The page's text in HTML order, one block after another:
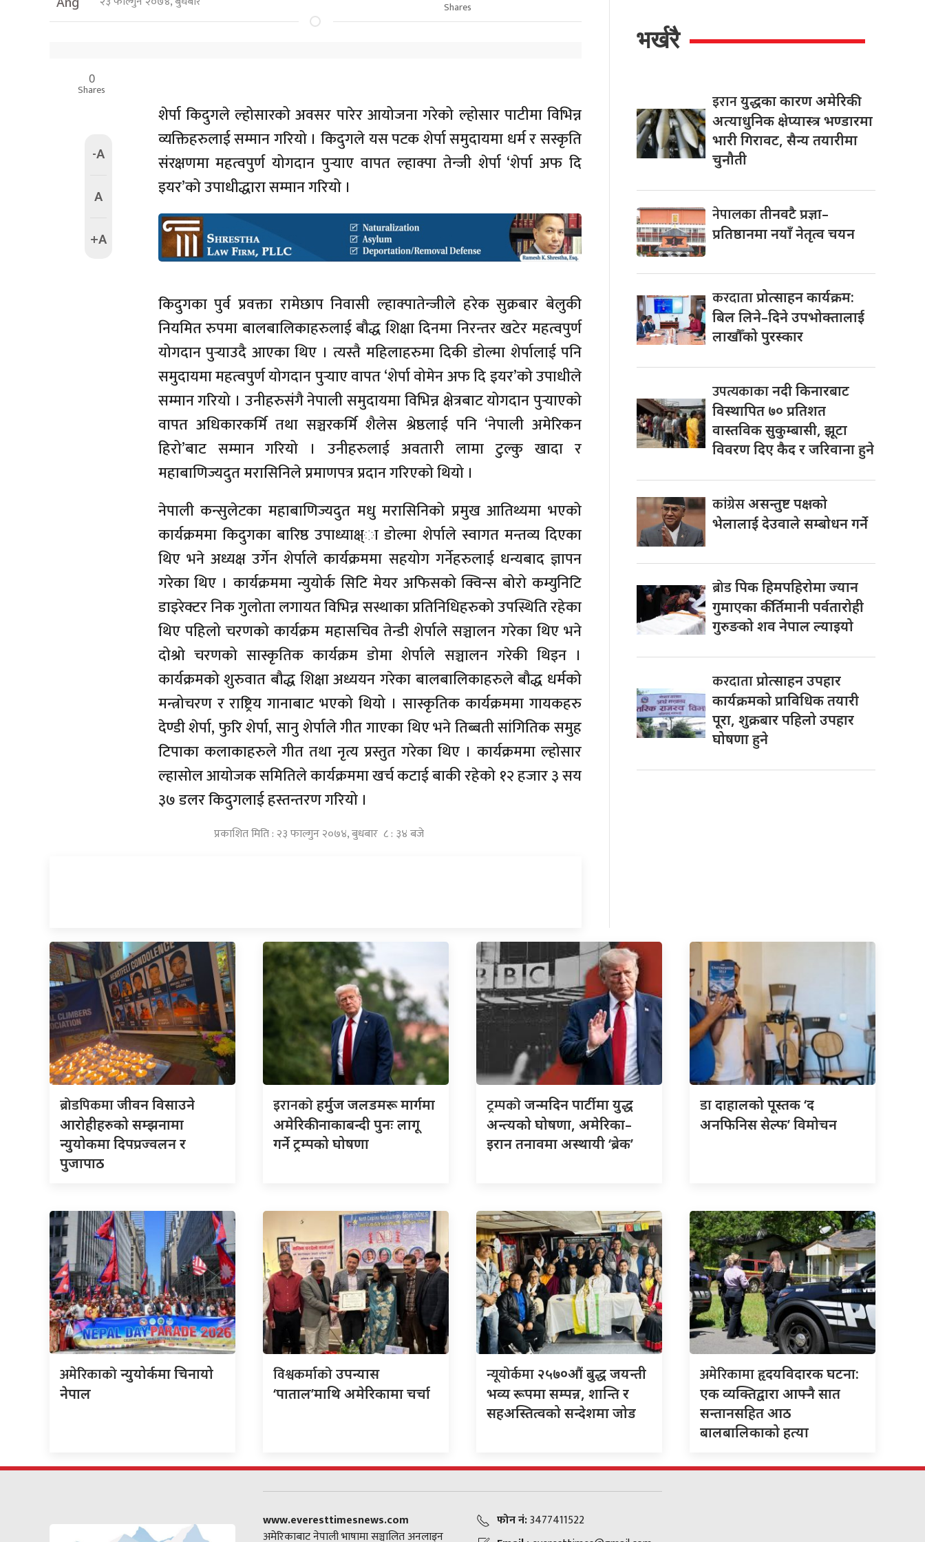
Shares
0
Shares
-A
A
+A
शेर्पा किदुगले ल्होसारको अवसर पारेर आयोजना गरेको ल्होसार पाटीमा विभिन्न
व्यक्तिहरुलाई सम्मान गरियो । किदुगले यस पटक शेर्पा समुदायमा धर्म र सस्कृति
संरक्षणमा महत्वपुर्ण योगदान पुर्‍याए वापत ल्हाक्पा तेन्जी शेर्पा ‘शेर्पा अफ दि
इयर’को उपाधीद्धारा सम्मान गरियो ।
किदुगका पुर्व प्रवक्ता रामेछाप निवासी ल्हाक्पातेन्जीले हरेक सुक्रबार बेलुकी
नियमित रुपमा बालबालिकाहरुलाई बौद्ध शिक्षा दिनमा निरन्तर खटेर महत्वपुर्ण
योगदान पुर्‍याउदै आएका थिए । त्यस्तै महिलाहरुमा दिकी डोल्मा शेर्पालाई पनि
समुदायमा महत्वपुर्ण योगदान पुर्‍याए वापत ‘शेर्पा वोमेन अफ दि इयर’को उपाधीले
सम्मान गरियो । उनीहरुसंगै नेपाली समुदायमा विभिन्न क्षेत्रबाट योगदान पुर्‍याएको
वापत अधिकारकर्मि तथा सञ्चरकर्मि शैलेस श्रेष्ठलाई पनि ‘नेपाली अमेरिकन
हिरो’बाट सम्मान गरियो । उनीहरुलाई अवतारी लामा टुल्कु खादा र
महाबाणिज्यदुत मरासिनिले प्रमाणपत्र प्रदान गरिएको थियो ।
नेपाली कन्सुलेटका महाबाणिज्यदुत मधु मरासिनिको प्रमुख आतिथ्यमा भएको
कार्यक्रममा किदुगका बारिष्ठ उपाध्याक्ष्ा डोल्मा शेर्पाले स्वागत मन्तव्य दिएका
थिए भने अध्यक्ष उर्गेन शेर्पाले कार्यक्रममा सहयोग गर्नेहरुलाई धन्यबाद ज्ञापन
गरेका थिए । कार्यक्रममा न्युयोर्क सिटि मेयर अफिसको क्विन्स बोरो कम्युनिटि
डाइरेक्टर निक गुलोता लगायत विभिन्न सस्थाका प्रतिनिधिहरुको उपस्थिति रहेका
थिए पहिलो चरणको कार्यक्रम महासचिव तेन्डी शेर्पाले सञ्चालन गरेका थिए भने
दोश्रो चरणको सास्कृतिक कार्यक्रम डोमा शेर्पाले सञ्चालन गरेकी थिइन ।
कार्यक्रमको शुरुवात बौद्ध शिक्षा अध्ययन गरेका बालबालिकाहरुले बौद्ध धर्मको
मन्त्रोचरण र राष्ट्रिय गानाबाट भएको थियो । सास्कृतिक कार्यक्रममा गायकहरु
देण्डी शेर्पा, फुरि शेर्पा, सानु शेर्पाले गीत गाएका थिए भने तिब्बती सांगितिक समुह
टिपाका कलाकाहरुले गीत तथा नृत्य प्रस्तुत गरेका थिए । कार्यक्रममा ल्होसार
ल्हासोल आयोजक समितिले कार्यक्रममा खर्च कटाई बाकी रहेको १२ हजार ३ सय
३७ डलर किदुगलाई हस्तन्तरण गरियो ।
प्रकाशित मिति : २३ फाल्गुन २०७४, बुधबार ८ : ३४ बजे
भर्खरै
इरानयुद्धका कारण अमेरिकी
अत्याधुनिक क्षेप्यास्त्र भण्डारमा
भारी गिरावट, सैन्य तयारीमा
चुनौती
नेपालकातीनवटै प्रज्ञा–
प्रतिष्ठानमा नयाँ नेतृत्व चयन
करदाताप्रोत्साहन कार्यक्रम:
बिल लिने–दिने उपभोक्तालाई
लाखौँको पुरस्कार
उपत्यकाकानदी किनारबाट
विस्थापित ७० प्रतिशत
वास्तविक सुकुम्बासी, झूटा
विवरण दिए कैद र जरिवाना हुने
कांग्रेसअसन्तुष्ट पक्षको
भेलालाई देउवाले सम्बोधन गर्ने
ब्रोडपिक हिमपहिरोमा ज्यान
गुमाएका कीर्तिमानी पर्वतारोही
गुरुङको शव नेपाल ल्याइयो
करदाताप्रोत्साहन उपहार
कार्यक्रमको प्राविधिक तयारी
पूरा, शुक्रबार पहिलो उपहार
घोषणा हुने
ब्रोडपिकमाजीवन विसाउने
आरोहीहरुको सम्झनामा
न्युयोकमा दिपप्रज्वलन र
पुजापाठ
इरानकोहर्मुज जलडमरू मार्गमा
अमेरिकी नाकाबन्दी पुनः लागू
गर्ने ट्रम्पको घोषणा
ट्रम्पकोजन्मदिन पार्टीमा युद्ध
अन्त्यको घोषणा, अमेरिका–
इरान तनावमा अस्थायी ‘ब्रेक’
डादाहालको पूस्तक ‘द
अनफिनिस सेल्फ’ विमोचन
अमेरिकाकोन्युयोर्कमा चिनायो
नेपाल
विश्वकर्माकोउपन्यास
‘पाताल’माथि अमेरिकामा चर्चा
न्यूयोर्कमा २५७०औं बुद्ध जयन्ती
भव्य रूपमा सम्पन्न, शान्ति र
सहअस्तित्वको सन्देशमा जोड
अमेरिकामाहृदयविदारक घटना:
एक व्यक्तिद्वारा आफ्नै सात
सन्तानसहित आठ
बालबालिकाको हत्या
www.everesttimesnews.com
अमेरिकाबाट नेपाली भाषामा सञ्चालित अनलाइन
फोन नं:3477411522